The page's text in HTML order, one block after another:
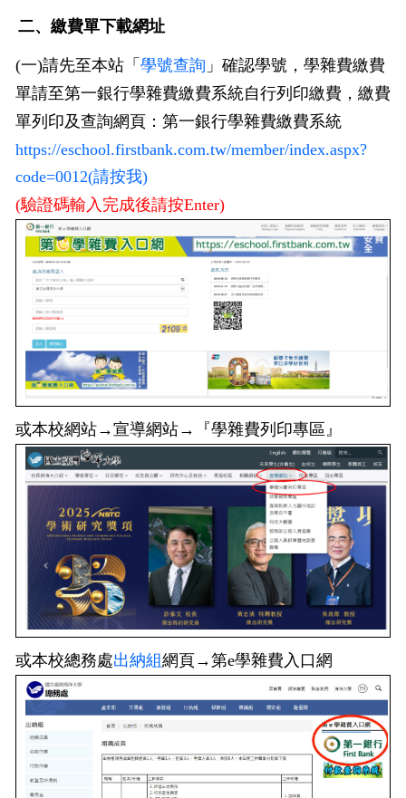
二、繳費單下載網址
(一)請先至本站「 學號查詢 」確認學號，學雜費繳費
單請至第一銀行學雜費繳費系統自行列印繳費， 繳費
單列印及查詢網頁：第一銀行學雜費繳費系統
https://eschool.firstbank.com.tw/member/index.aspx?
code=0012(請按我)
(驗證碼輸入完成後請按Enter)
或本校網站→宣導網站→『學雜費列印專區』
或本校總務處出納組網頁→第e學雜費入口網